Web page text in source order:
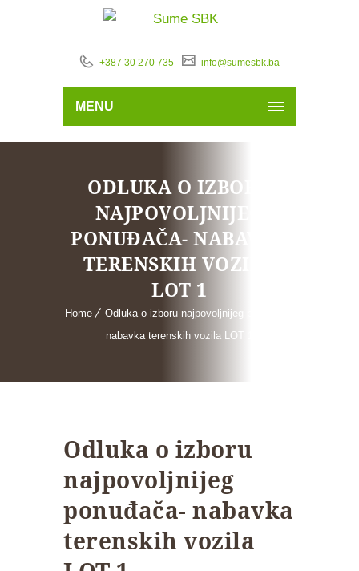
+387 30 270 735 info@sumesbk.ba
MENU
ODLUKA O IZBORU
NAJPOVOLJNIJEG
PONUĐAČA- NABAVKA
TERENSKIH VOZILA
LOT 1
Home
Odluka o izboru najpovoljnijeg ponuđača-
nabavka terenskih vozila LOT 1
Odluka o izboru
najpovoljnijeg
ponuđača- nabavka
terenskih vozila